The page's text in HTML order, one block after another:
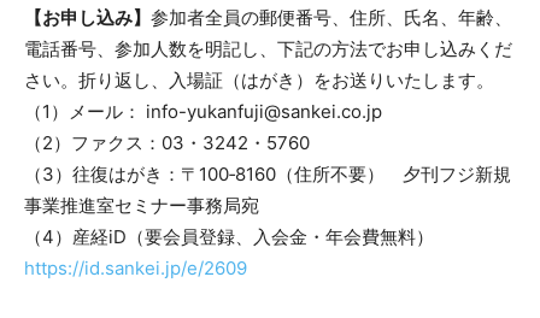
【お申し込み】 参加者全員の郵便番号、住所、氏名、年齢、
電話番号、参加人数を明記し、下記の方法でお申し込みくだ
さい。折り返し、入場証（はがき）をお送りいたします。
（1）メール： info-yukanfuji@sankei.co.jp
（2）ファクス：03・3242・5760
（3）往復はがき：〒100‐8160（住所不要） 夕刊フジ新規
事業推進室セミナー事務局宛
（4）産経iD（要会員登録、入会金・年会費無料）
https://id.sankei.jp/e/2609